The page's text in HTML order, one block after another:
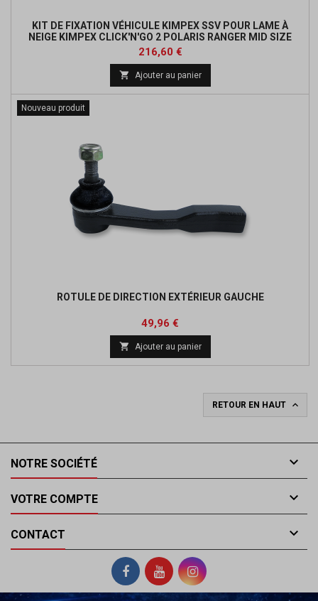
KIT DE FIXATION VÉHICULE KIMPEX SSV POUR LAME À
NEIGE KIMPEX CLICK'N'GO 2 POLARIS RANGER MID SIZE
Prix
216,60 €Prix
de
base
 Ajouter au panier
Nouveau produit
ROTULE DE DIRECTION EXTÉRIEUR GAUCHE
Prix
49,96 €
base
 Ajouter au panier
RETOUR EN HAUT 
NOTRE SOCIÉTÉ 
VOTRE COMPTE 
CONTACT 